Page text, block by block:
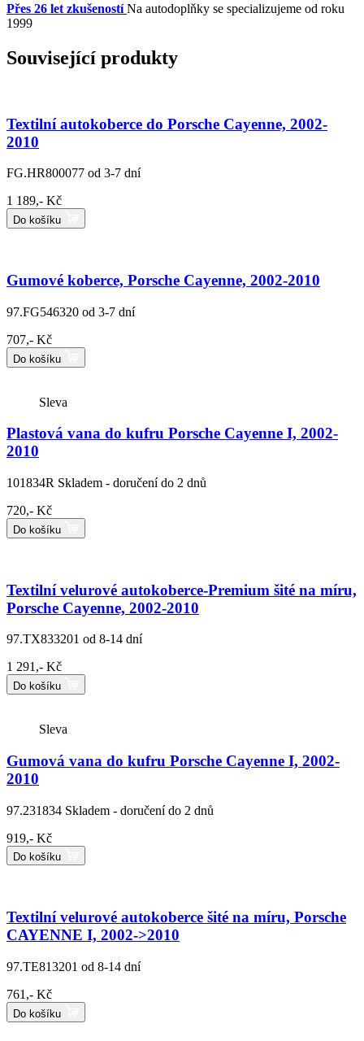
Přes 26 let zkušeností Na autodoplňky se specializujeme od roku
1999
Související produkty
Textilní autokoberce do Porsche Cayenne, 2002-
2010
FG.HR800077 od 3-7 dní
1 189,- Kč
Do košíku
Gumové koberce, Porsche Cayenne, 2002-2010
97.FG546320 od 3-7 dní
707,- Kč
Do košíku
Sleva
Plastová vana do kufru Porsche Cayenne I, 2002-
2010
101834R Skladem - doručení do 2 dnů
720,- Kč
Do košíku
Textilní velurové autokoberce-Premium šité na míru,
Porsche Cayenne, 2002-2010
97.TX833201 od 8-14 dní
1 291,- Kč
Do košíku
Sleva
Gumová vana do kufru Porsche Cayenne I, 2002-
2010
97.231834 Skladem - doručení do 2 dnů
919,- Kč
Do košíku
Textilní velurové autokoberce šité na míru, Porsche
CAYENNE I, 2002->2010
97.TE813201 od 8-14 dní
761,- Kč
Do košíku